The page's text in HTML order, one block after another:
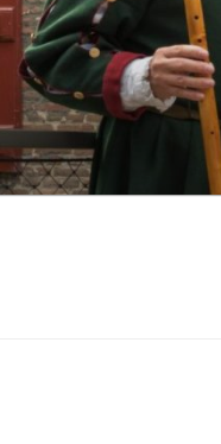
Ga
naar
de
inhoud